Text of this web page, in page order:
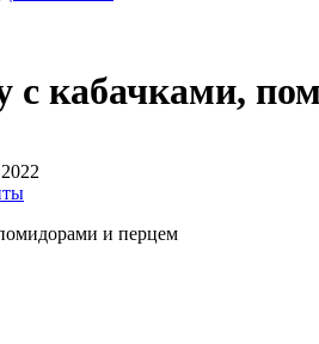
с кабачками,
и перцем